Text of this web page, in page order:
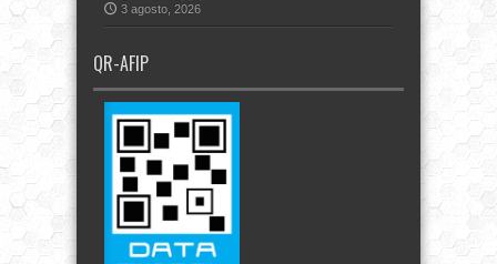
3 agosto, 2026
QR-AFIP